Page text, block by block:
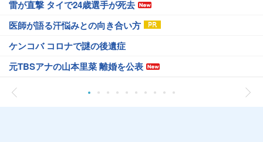
雷が直撃 タイで24歳選手が死去
医師が語る汗悩みとの向き合い方
ケンコバ コロナで謎の後遺症
元TBSアナの山本里菜 離婚を公表